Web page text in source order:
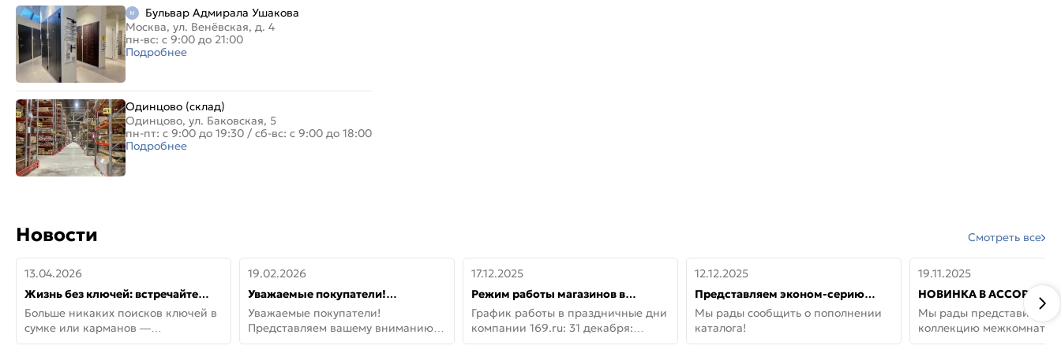
Бульвар Адмирала Ушакова
Москва, ул. Венёвская, д. 4
пн-вс: с 9:00 до 21:00
Подробнее
Одинцово (склад)
Одинцово, ул. Баковская, 5
пн-пт: с 9:00 до 19:30 / сб-вс: с 9:00 до 18:00
Подробнее
Новости Смотреть все
13.04.2026
Жизнь без ключей: встречайте
новую дверь СИТИ ИНТЕГРА
АйКью!
Больше никаких поисков ключей в
сумке или карманов —
представляем СИТИ ИНТЕГРА
19.02.2026
Уважаемые покупатели!
Представляем вашему вниманию
новинки от Armadillo!
Уважаемые покупатели!
Представляем вашему вниманию
новинки от Armadillo! Новая
17.12.2025
Режим работы магазинов в
праздничные дни с 31 декабря по
11 января
График работы в праздничные дни
компании 169.ru: 31 декабря:
Заказы, самовывоз и доставки —
12.12.2025
Представляем эконом-серию
дверей от бренда Portika, где цена
не значит «просто»
Мы рады сообщить о пополнении
каталога!
19.11.2025
НОВИНКА В
ДВЕРИ GLOSSMAT —
НЕОКЛАССИКА И УЮТ
Мы рады представить
коллекцию
GlossMat